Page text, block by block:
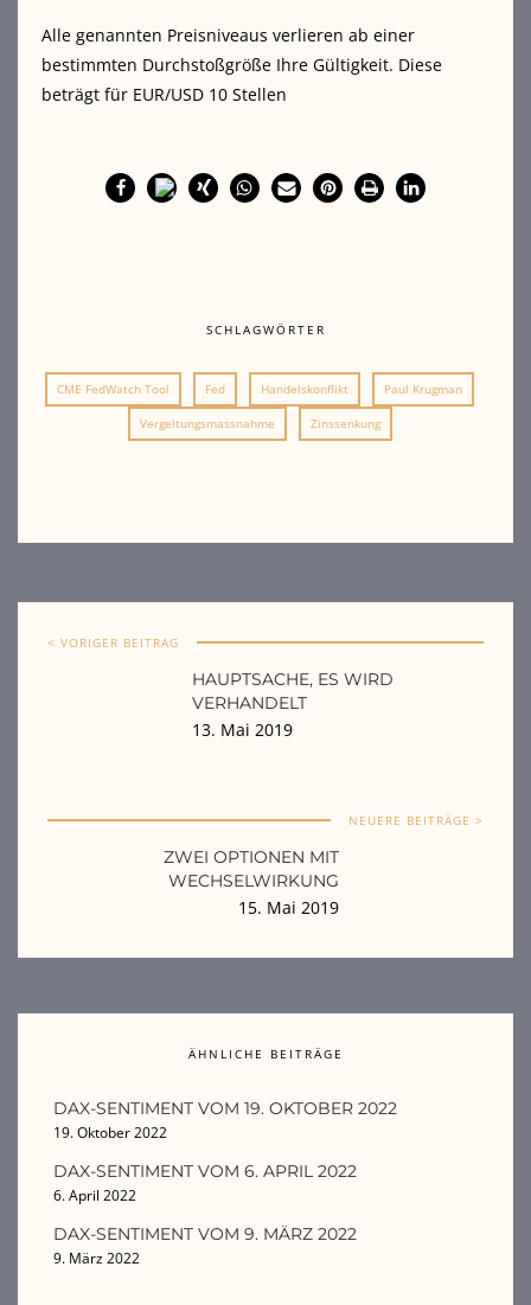
Alle genannten Preisniveaus verlieren ab einer
bestimmten Durchstoßgröße Ihre Gültigkeit. Diese
beträgt für EUR/USD 10 Stellen
SCHLAGWÖRTER
CME FedWatch Tool Fed Handelskonflikt Paul Krugman
Vergeltungsmassnahme Zinssenkung
< VORIGER BEITRAG
HAUPTSACHE, ES WIRD
VERHANDELT
13. Mai 2019
NEUERE BEITRÄGE >
ZWEI OPTIONEN MIT
WECHSELWIRKUNG
15. Mai 2019
ÄHNLICHE BEITRÄGE
DAX-SENTIMENT VOM 19. OKTOBER 2022
19. Oktober 2022
DAX-SENTIMENT VOM 6. APRIL 2022
6. April 2022
DAX-SENTIMENT VOM 9. MÄRZ 2022
9. März 2022